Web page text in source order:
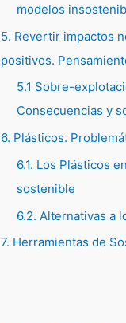
modelos
5. Revertir impactos
positivos.
5.1 Sobre-
Consecuencias y
6. Plásticos.
6.1. Los Plásticos
sostenible
6.2. Alternativas a
7. Herramientas de